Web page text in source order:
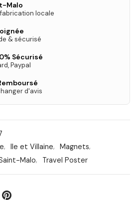
Malo
locale
& sécurisé
Sécurisé
Paypal
d'avis
, Ile et Villaine, Magnets,
Malo, Travel Poster